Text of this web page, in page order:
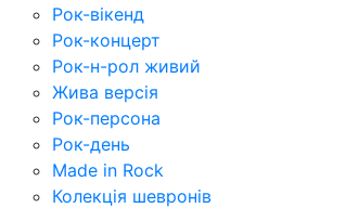
Рок-вікенд
Рок-концерт
Рок-н-рол живий
Жива версія
Рок-персона
Рок-день
Made in Rock
Колекція шевронів